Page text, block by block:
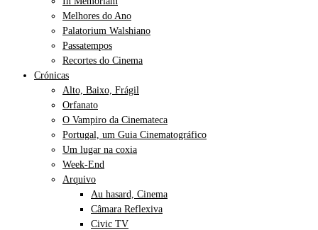
Melhores do Ano
Palatorium Walshiano
Passatempos
Recortes do Cinema
Crónicas
Alto, Baixo, Frágil
Orfanato
O Vampiro da Cinemateca
Portugal, um Guia Cinematográfico
Um lugar na coxia
Week-End
Arquivo
Au hasard, Cinema
Câmara Reflexiva
Civic TV